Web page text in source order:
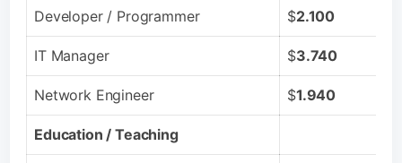
Developer / Programmer $2.100
IT Manager $3.740
Network Engineer $1.940
Education / Teaching